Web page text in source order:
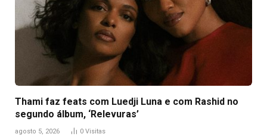
Thami faz feats com Luedji Luna e com Rashid no
segundo álbum, ‘Relevuras’
agosto 5, 2026 0 Visitas